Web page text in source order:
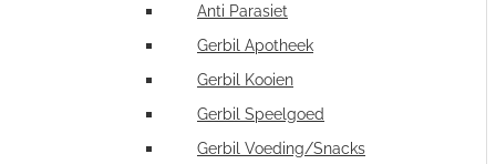
Anti Parasiet
Gerbil Apotheek
Gerbil Kooien
Gerbil Speelgoed
Gerbil Voeding/Snacks